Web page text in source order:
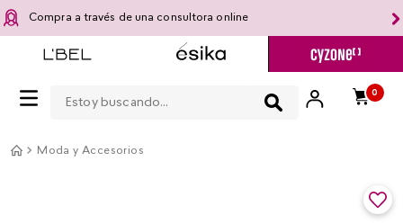
Compra a través de una consultora online
0
Moda y Accesorios